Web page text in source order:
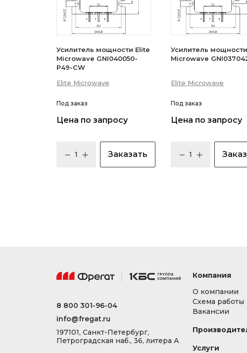
Усилитель мощности Elite
Microwave GNI040050-
P49-CW
Elite Microwave
Под заказ
Цена по запросу
Заказать
Усилитель
Microwave
Elite Microwave
Под заказ
Цена по запросу
8 800 301-96-04
info@fregat.ru
197101, Санкт-Петербург,
Петроградская наб., 36, литера А
Компания
О компании
Схема работы
Вакансии
Услуги